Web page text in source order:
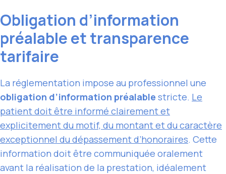
Obligation d’information
préalable et transparence
tarifaire
La réglementation impose au professionnel une
obligation d’information préalable stricte. Le
patient doit être informé clairement et
explicitement du motif, du montant et du caractère
exceptionnel du dépassement d’honoraires. Cette
information doit être communiquée oralement
avant la réalisation de la prestation, idéalement